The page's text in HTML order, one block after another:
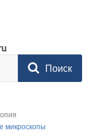
Поиск
микроскопы